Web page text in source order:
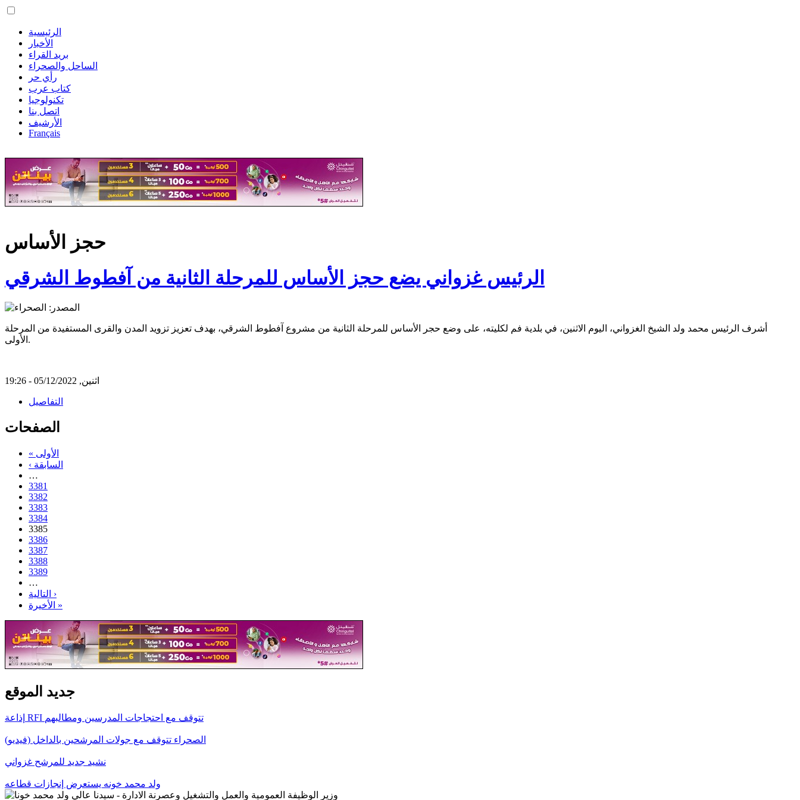
الرئيسية
الأخبار
بريد القراء
الساحل والصحراء
رأي حر
كتاب عرب
تكنولوجيا
اتصل بنا
الأرشيف
Français
حجز الأساس
الرئيس غزواني يضع حجز الأساس للمرحلة الثانية من آفطوط الشرقي
أشرف الرئيس محمد ولد الشيخ الغزواني، اليوم الاثنين، في بلدية فم لكليته، على وضع حجر الأساس للمرحلة الثانية من مشروع آفطوط الشرقي، بهدف تعزيز تزويد المدن والقرى المستفيدة من المرحلة
الأولى.
اثنين, 05/12/2022 - 19:26
التفاصيل
الصفحات
« الأولى
‹ السابقة
…
3381
3382
3383
3384
3385
3386
3387
3388
3389
…
التالية ›
الأخيرة »
جديد الموقع
إذاعة RFI تتوقف مع احتجاجات المدرسين ومطالبهم
الصحراء تتوقف مع جولات المرشحين بالداخل (فيديو)
نشيد جديد للمرشح غزواني
ولد محمد خونه يستعرض إنجازات قطاعه